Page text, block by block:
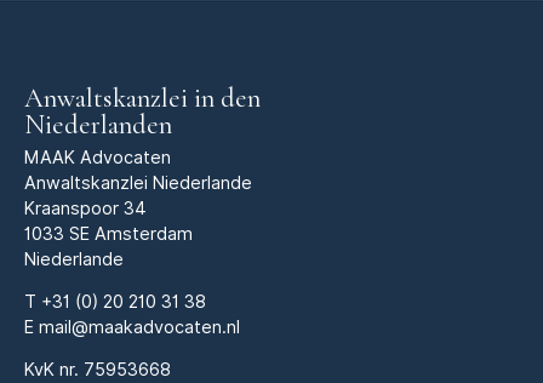
Anwaltskanzlei in den
Niederlanden
MAAK Advocaten
Anwaltskanzlei Niederlande
Kraanspoor 34
1033 SE Amsterdam
Niederlande
T +31 (0) 20 210 31 38
E mail@maakadvocaten.nl
KvK nr. 75953668